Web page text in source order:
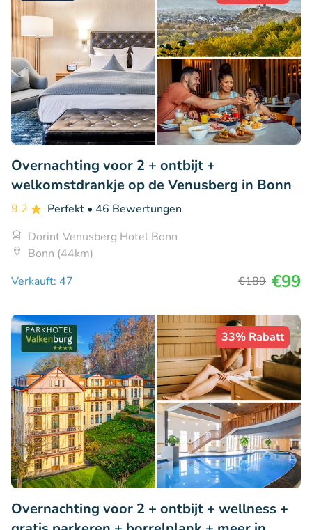
Overnachting voor 2 + ontbijt +
welkomstdrankje op de Venusberg in Bonn
9.2 Perfekt • 46 Bewertungen
Dorint Venusberg Hotel Bonn
Bonn (44km)
Verkauft: 47
€189 €99
33% Rabatt
Overnachting voor 2 + ontbijt + wellness +